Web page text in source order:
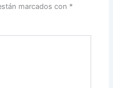
marcados con *